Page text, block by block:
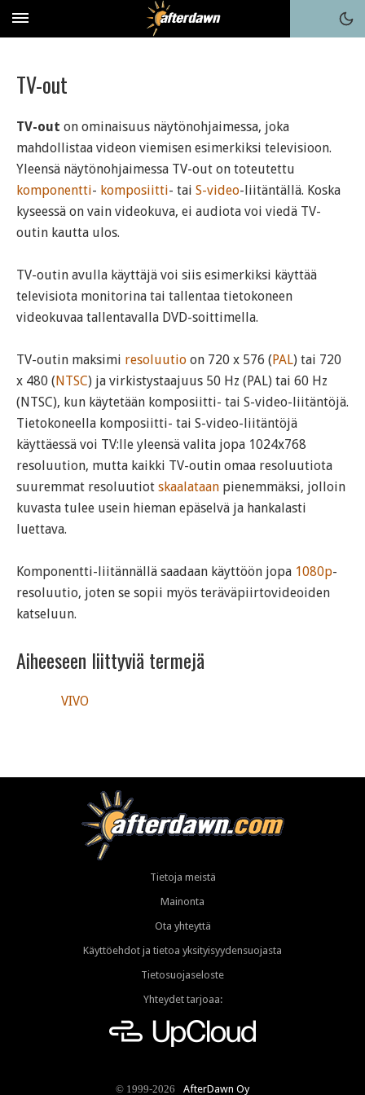
TV-out
TV-out on ominaisuus näytönohjaimessa, joka
mahdollistaa videon viemisen esimerkiksi televisioon.
Yleensä näytönohjaimessa TV-out on toteutettu
komponentti- komposiitti- tai S-video-liitäntällä. Koska
kyseessä on vain videokuva, ei audiota voi viedä TV-
outin kautta ulos.
TV-outin avulla käyttäjä voi siis esimerkiksi käyttää
televisiota monitorina tai tallentaa tietokoneen
videokuvaa tallentavalla DVD-soittimella.
TV-outin maksimi resoluutio on 720 x 576 (PAL) tai 720
x 480 (NTSC) ja virkistystaajuus 50 Hz (PAL) tai 60 Hz
(NTSC), kun käytetään komposiitti- tai S-video-liitäntöjä.
Tietokoneella komposiitti- tai S-video-liitäntöjä
käyttäessä voi TV:lle yleensä valita jopa 1024x768
resoluution, mutta kaikki TV-outin omaa resoluutiota
suuremmat resoluutiot skaalataan pienemmäksi, jolloin
kuvasta tulee usein hieman epäselvä ja hankalasti
luettava.
Komponentti-liitännällä saadaan käyttöön jopa 1080p-
resoluutio, joten se sopii myös teräväpiirtovideoiden
katseluun.
Aiheeseen liittyviä termejä
VIVO
Tietoja meistä
Mainonta
Ota yhteyttä
Käyttöehdot ja tietoa yksityisyydensuojasta
Tietosuojaseloste
Yhteydet tarjoaa:
© 1999-2026 AfterDawn Oy